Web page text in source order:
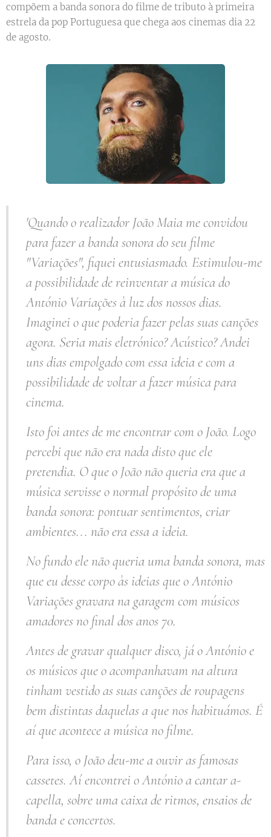
compõem a banda sonora do filme de tributo à primeira
estrela da pop Portuguesa que chega aos cinemas dia 22
de agosto.
'Quando o realizador João Maia me convidou
para fazer a banda sonora do seu filme
"Variações", fiquei entusiasmado. Estimulou-me
a possibilidade de reinventar a música do
António Variações à luz dos nossos dias.
Imaginei o que poderia fazer pelas suas canções
agora. Seria mais eletrónico? Acústico? Andei
uns dias empolgado com essa ideia e com a
possibilidade de voltar a fazer música para
cinema.
Isto foi antes de me encontrar com o João. Logo
percebi que não era nada disto que ele
pretendia. O que o João não queria era que a
música servisse o normal propósito de uma
banda sonora: pontuar sentimentos, criar
ambientes... não era essa a ideia.
No fundo ele não queria uma banda sonora, mas
que eu desse corpo às ideias que o António
Variações gravara na garagem com músicos
amadores no final dos anos 70.
Antes de gravar qualquer disco, já o António e
os músicos que o acompanhavam na altura
tinham vestido as suas canções de roupagens
bem distintas daquelas a que nos habituámos. É
aí que acontece a música no filme.
Para isso, o João deu-me a ouvir as famosas
cassetes. Aí encontrei o António a cantar a-
capella, sobre uma caixa de ritmos, ensaios de
banda e concertos.